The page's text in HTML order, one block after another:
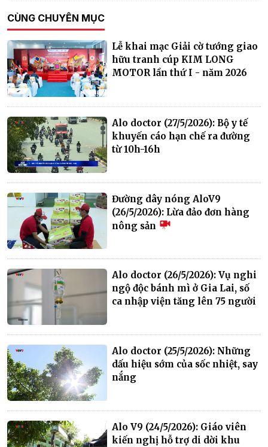
CÙNG CHUYÊN MỤC
Lễ khai mạc Giải cờ tướng giao
hữu tranh cúp KIM LONG
MOTOR lần thứ I - năm 2026
Alo doctor (27/5/2026): Bộ y tế
khuyến cáo hạn chế ra đường
từ 10h-16h
Đường dây nóng AloV9
(26/5/2026): Lừa đảo đơn hàng
nông sản
Alo doctor (26/5/2026): Vụ nghi
ngộ độc bánh mì ở Gia Lai, số
ca nhập viện tăng lên 75 người
Alo doctor (25/5/2026): Những
dấu hiệu sớm của sốc nhiệt, say
nắng
Alo V9 (24/5/2026): Giáo viên
kiến nghị hỗ trợ di dời khu